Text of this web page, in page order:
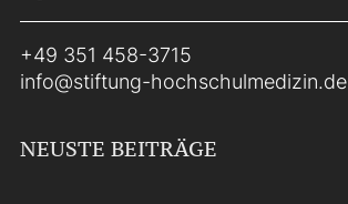
+49 351 458-3715
info@stiftung-hochschulmedizin.de
NEUSTE BEITRÄGE